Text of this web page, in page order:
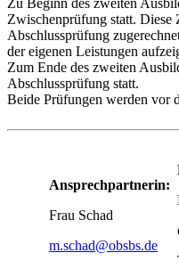
Zwischenprüfung statt.
Abschlussprüfung
der eigenen Leistungen
Zum Ende des zweiten
Abschlussprüfung statt.
Beide Prüfungen werden vor
Ansprechpartnerin:
Frau Schad
m.schad@obsbs.de